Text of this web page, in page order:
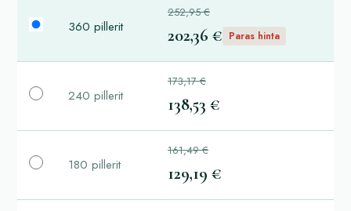
360 pillerit
252,95 €
202,36 € Paras hinta
240 pillerit
173,17 €
138,53 €
180 pillerit
161,49 €
129,19 €